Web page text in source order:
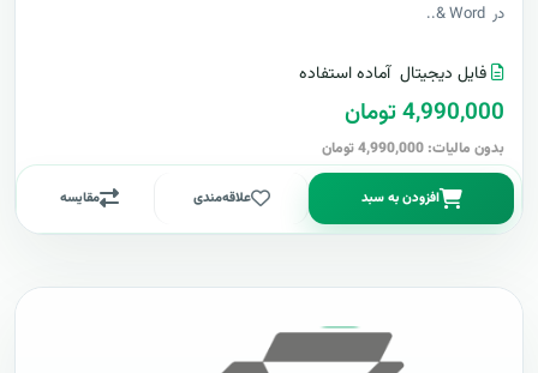
در Word &..
فایل دیجیتال آماده استفاده
4,990,000 تومان
بدون مالیات: 4,990,000 تومان
افزودن به سبد علاقه‌مندی مقایسه